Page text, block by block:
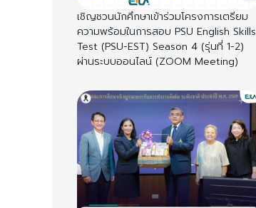
เชิญชวนนักศึกษาเข้าร่วมโครงการเตรียม
ความพร้อมในการสอบ PSU English Skills
Test (PSU-EST) Season 4 (รุ่นที่ 1-2)
ผ่านระบบออนไลน์ (ZOOM Meeting)